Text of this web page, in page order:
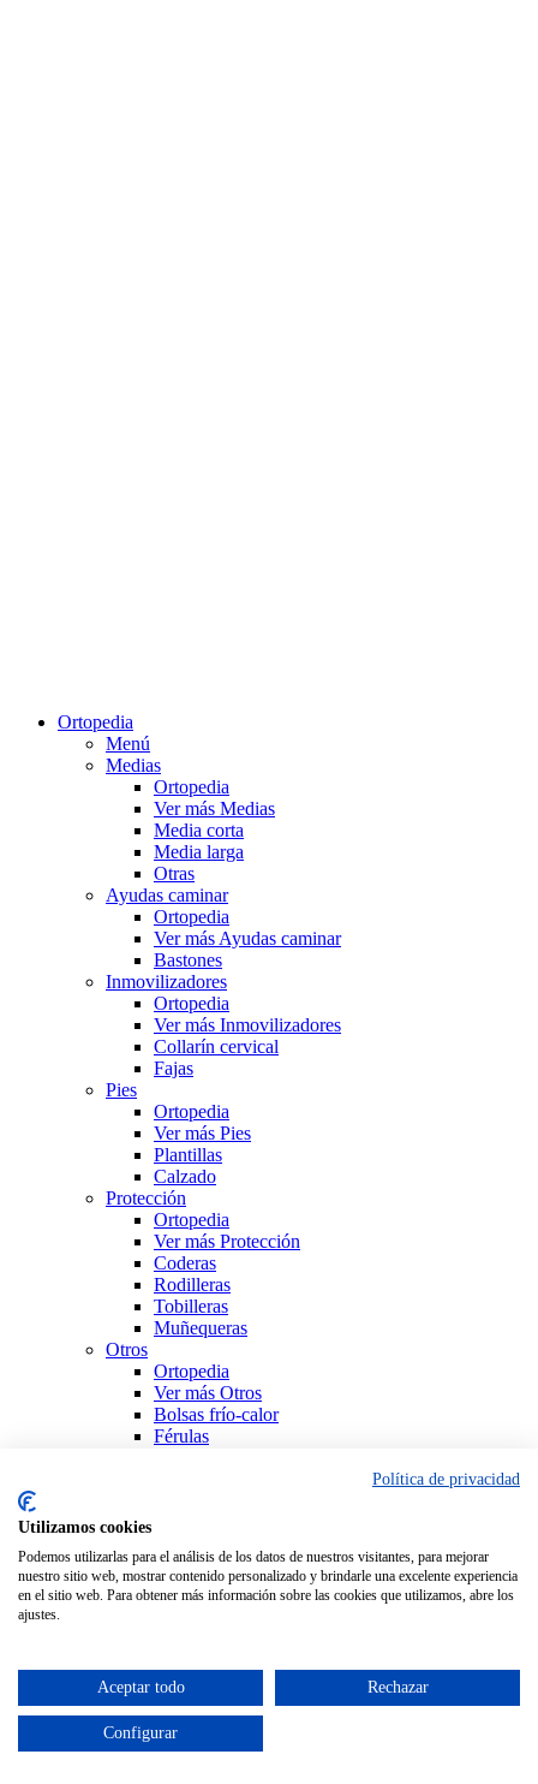
Ortopedia
Menú
Medias
Ortopedia
Ver más Medias
Media corta
Media larga
Otras
Ayudas caminar
Ortopedia
Ver más Ayudas caminar
Bastones
Inmovilizadores
Ortopedia
Ver más Inmovilizadores
Collarín cervical
Fajas
Pies
Ortopedia
Ver más Pies
Plantillas
Calzado
Protección
Ortopedia
Ver más Protección
Coderas
Rodilleras
Tobilleras
Muñequeras
Otros
Ortopedia
Ver más Otros
Bolsas frío-calor
Férulas
Política de privacidad
Utilizamos cookies
Podemos utilizarlas para el análisis de los datos de nuestros visitantes, para mejorar
nuestro sitio web, mostrar contenido personalizado y brindarle una excelente experiencia
en el sitio web. Para obtener más información sobre las cookies que utilizamos, abre los
ajustes.
Aceptar todo Rechazar
Configurar